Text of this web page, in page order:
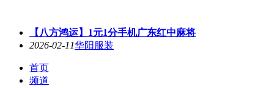
【八方鸿运】1元1分手机广东红中麻将
2026-02-11华阳服装
首页
频道